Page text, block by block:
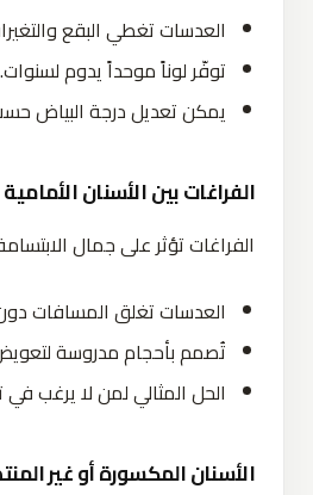
العدسات تغطي البقع
توفّر لوناً موحداً يدوم لسنوات.
يمكن تعديل درجة البياض
الفراغات بين الأسنان الأمامية
الفراغات تؤثر على جمال
العدسات تغلق المسافات
تُصمم بأحجام مدروسة
الحل المثالي لمن لا يرغب
الأسنان المكسورة أو غير